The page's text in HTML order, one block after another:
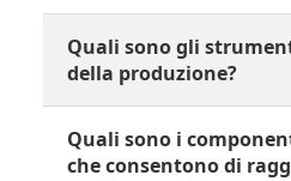
Quali sono gli
della produzione?
Quali sono i
che consentono di